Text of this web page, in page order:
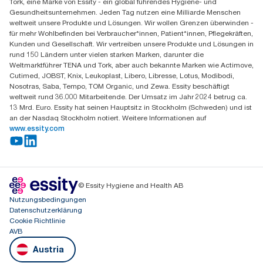
Essity Austria Vertriebs GmbH
Am Europlatz 2
1120 Wien
Mo-Do 8:00-16:30 | Fr 8:00-15:00
GLN: 9011111000026
Gesundheitsunternehmen. Jeden Tag nutzen eine Milliarde Menschen
weltweit unsere Produkte und Lösungen. Wir wollen Grenzen überwinden -
für mehr Wohlbefinden bei Verbraucher*innen, Patient*innen, Pflegekräften,
Kunden und Gesellschaft. Wir vertreiben unsere Produkte und Lösungen in
rund 150 Ländern unter vielen starken Marken, darunter die
Weltmarktführer TENA und Tork, aber auch bekannte Marken wie Actimove,
Cutimed, JOBST, Knix, Leukoplast, Libero, Libresse, Lotus, Modibodi,
Nosotras, Saba, Tempo, TOM Organic, und Zewa. Essity beschäftigt
weltweit rund 36.000 Mitarbeitende. Der Umsatz im Jahr 2024 betrug ca.
13 Mrd. Euro. Essity hat seinen Hauptsitz in Stockholm (Schweden) und ist
an der Nasdaq Stockholm notiert. Weitere Informationen auf
www.essity.com
© Essity Hygiene and Health AB
Nutzungsbedingungen
Datenschutzerklärung
Cookie Richtlinie
AVB
Austria